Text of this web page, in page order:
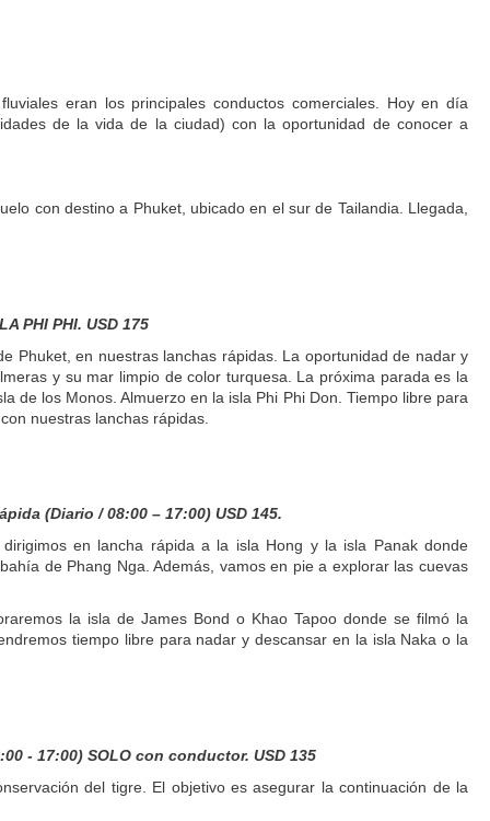
eran los principales conductos comerciales. Hoy en día
de la vida de la ciudad) con la oportunidad de conocer a
con destino a Phuket, ubicado en el sur de Tailandia. Llegada,
PHI PHI. USD 175
Phuket, en nuestras lanchas rápidas. La oportunidad de nadar y
y su mar limpio de color turquesa. La próxima parada es la
de los Monos. Almuerzo en la isla Phi Phi Don. Tiempo libre para
nuestras lanchas rápidas.
(Diario / 08:00 – 17:00) USD 145.
en lancha rápida a la isla Hong y la isla Panak donde
de Phang Nga. Además, vamos en pie a explorar las cuevas
la isla de James Bond o Khao Tapoo donde se filmó la
tiempo libre para nadar y descansar en la isla Naka o la
- 17:00) SOLO con conductor. USD 135
del tigre. El objetivo es asegurar la continuación de la